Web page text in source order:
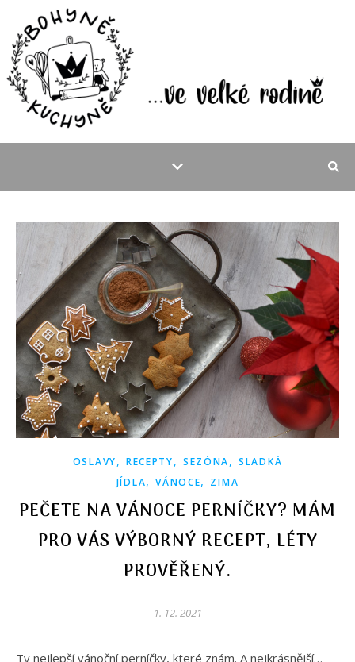
OSLAVY, RECEPTY, SEZÓNA,SLADKÁ
JÍDLA,VÁNOCE, ZIMA
PEČETE NA VÁNOCE PERNÍČKY? MÁM
PRO VÁS VÝBORNÝ RECEPT, LÉTY
PROVĚŘENÝ.
1. 12. 2021
Ty nejlepší vánoční perníčky, které znám. A nejkrásnější…